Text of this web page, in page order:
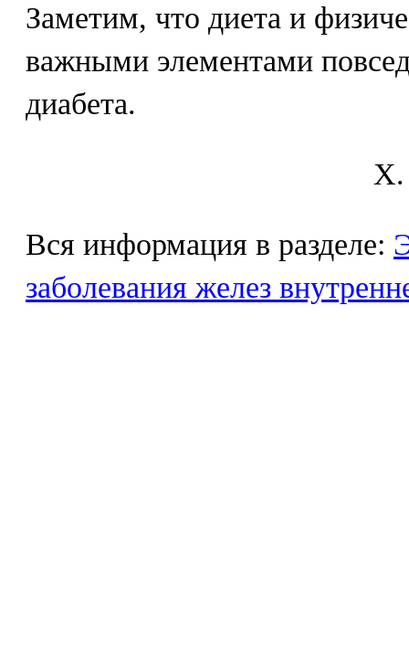
Заметим, что диета и
важными элементами
диабета.
X.
Вся информация в разделе:
заболевания желез